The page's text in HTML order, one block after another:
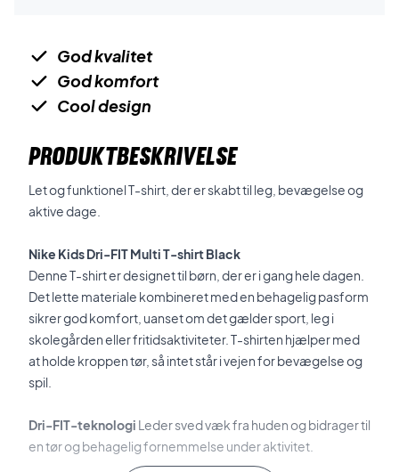
God kvalitet
God komfort
Cool design
PRODUKTBESKRIVELSE
Let og funktionel T-shirt, der er skabt til leg, bevægelse og
aktive dage.
Nike Kids Dri-FIT Multi T-shirt Black
Denne T-shirt er designet til børn, der er i gang hele dagen.
Det lette materiale kombineret med en behagelig pasform
sikrer god komfort, uanset om det gælder sport, leg i
skolegården eller fritidsaktiviteter. T-shirten hjælper med
at holde kroppen tør, så intet står i vejen for bevægelse og
spil.
Dri-FIT-teknologi Leder sved væk fra huden og bidrager til
en tør og behagelig fornemmelse under aktivitet.